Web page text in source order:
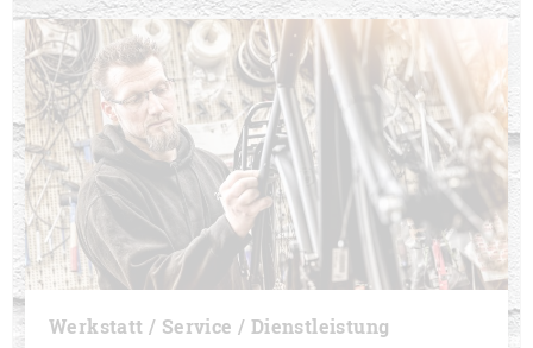
Werkstatt / Service / Dienstleistung